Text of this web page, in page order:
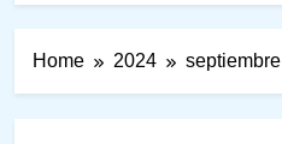
Home 2024 septiembre